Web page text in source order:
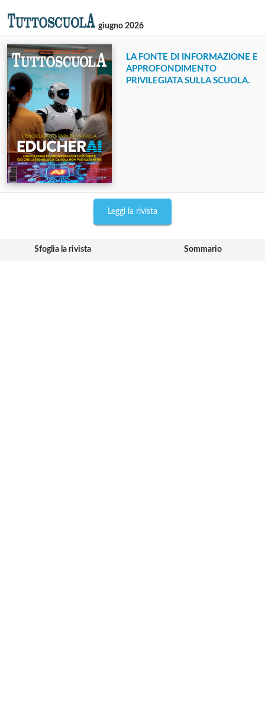
giugno 2026
LA FONTE DI INFORMAZIONE E
APPROFONDIMENTO
PRIVILEGIATA SULLA SCUOLA.
Leggi la rivista
Sfoglia la rivista Sommario